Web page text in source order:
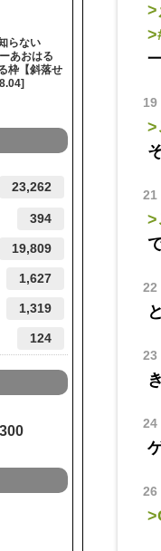
>
19
>
21
>
22
23
24
26
らない
あおはる
枠【斜落せ
23,262
394
19,809
1,627
1,319
124